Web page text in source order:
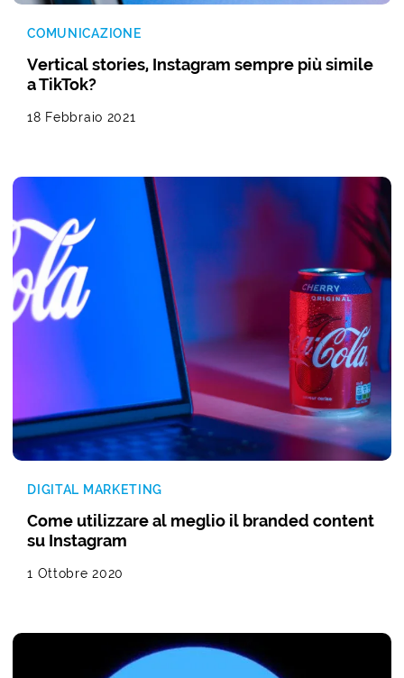
COMUNICAZIONE
Vertical stories, Instagram sempre più simile
a TikTok?
18 Febbraio 2021
DIGITAL MARKETING
Come utilizzare al meglio il branded content
su Instagram
1 Ottobre 2020